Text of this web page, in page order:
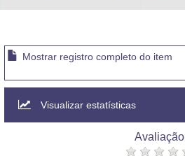
Mostrar registro completo do item
Visualizar estatísticas
Avaliação